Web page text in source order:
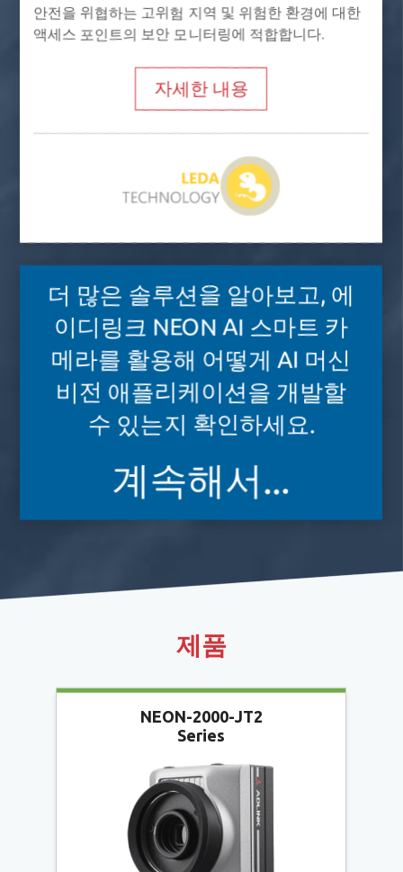
안전을 위협하는 고위험 지역 및 위험한 환경에 대한
액세스 포인트의 보안 모니터링에 적합합니다.
자세한 내용
더 많은 솔루션을 알아보고, 에
이디링크 NEON AI 스마트 카
메라를 활용해 어떻게 AI 머신
비전 애플리케이션을 개발할
수 있는지 확인하세요.
계속해서...
제품
NEON-2000-JT2
Series